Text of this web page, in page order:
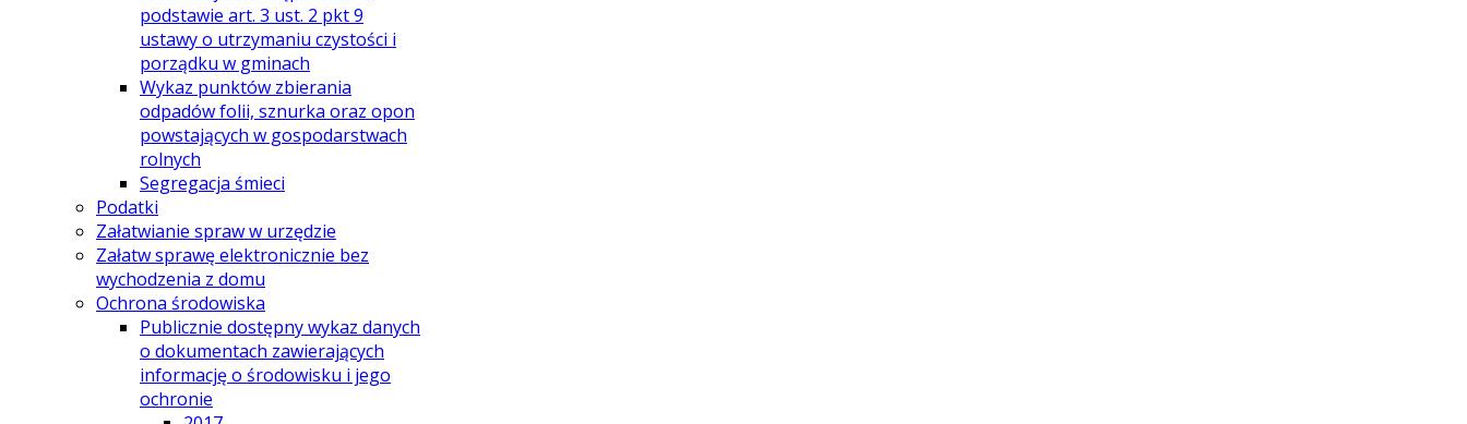
podstawie art. 3 ust. 2 pkt 9
ustawy o utrzymaniu czystości i
porządku w gminach
Wykaz punktów zbierania
odpadów folii, sznurka oraz opon
powstających w gospodarstwach
rolnych
Segregacja śmieci
Podatki
Załatwianie spraw w urzędzie
Załatw sprawę elektronicznie bez
wychodzenia z domu
Ochrona środowiska
Publicznie dostępny wykaz danych
o dokumentach zawierających
informację o środowisku i jego
ochronie